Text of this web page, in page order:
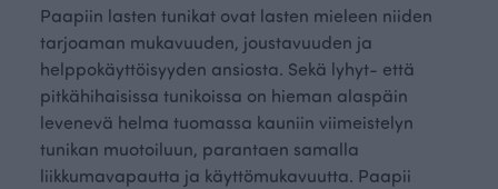
Paapiin lasten tunikat ovat lasten mieleen niiden
tarjoaman mukavuuden, joustavuuden ja
helppokäyttöisyyden ansiosta. Sekä lyhyt- että
pitkähihaisissa tunikoissa on hieman alaspäin
levenevä helma tuomassa kauniin viimeistelyn
tunikan muotoiluun, parantaen samalla
liikkumavapautta ja käyttömukavuutta. Paapii